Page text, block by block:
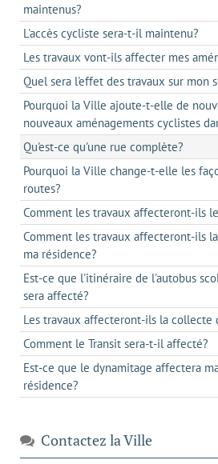
maintenus?
L'accès cycliste sera-t-il maintenu?
Les travaux vont-ils affecter mes
Quel sera l'effet des travaux sur mon
Pourquoi la Ville ajoute-t-elle de
nouveaux aménagements cyclistes
Qu'est-ce qu'une rue complète?
Pourquoi la Ville change-t-elle les
routes?
Comment les travaux affecteront-ils
Comment les travaux affecteront-ils
ma résidence?
Est-ce que l'itinéraire de l'autobus
sera affecté?
Les travaux affecteront-ils la collecte
Comment le Transit sera-t-il affecté?
Est-ce que le dynamitage affectera
résidence?
Contactez la Ville